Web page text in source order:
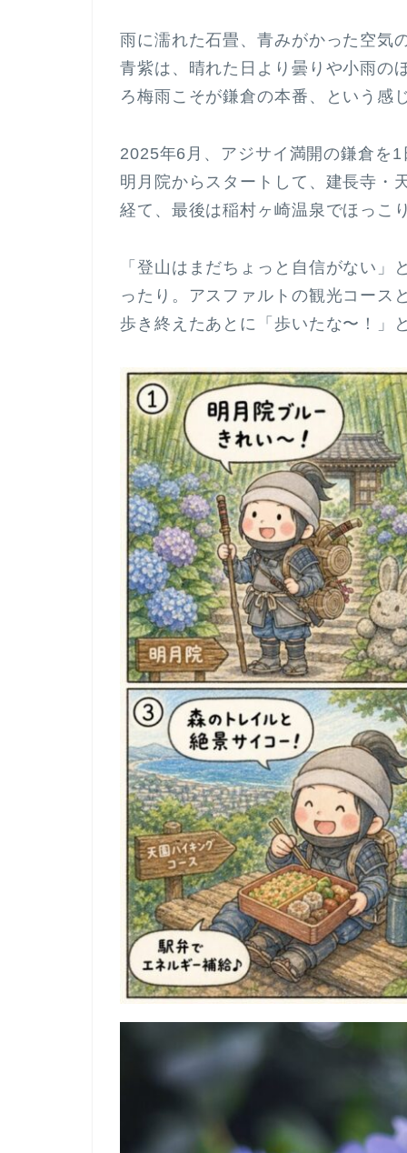
雨に濡れた石畳、青みがかった空
青紫は、晴れた日より曇りや小雨の
ろ梅雨こそが鎌倉の本番、という感
2025年6月、アジサイ満開の鎌倉を
明月院からスタートして、建長寺・
経て、最後は稲村ヶ崎温泉でほっこ
「登山はまだちょっと自信がない
ったり。アスファルトの観光コース
歩き終えたあとに「歩いたな〜！」